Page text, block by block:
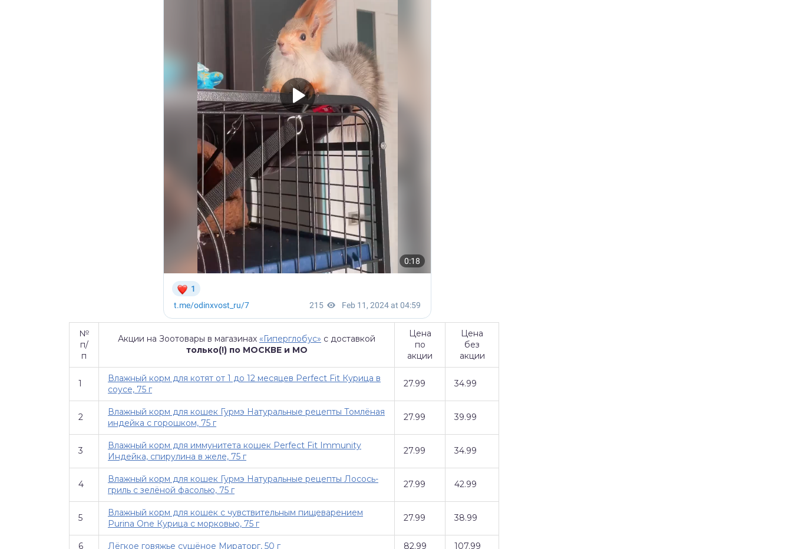
№
п/
п
Акции на Зоотовары в магазинах «Гиперглобус» с доставкой
только(!) по МОСКВЕ и МО
Цена
по
акции
Цена
без
акции
1
Влажный корм для котят от 1 до 12 месяцев Perfect Fit Курица в
соусе, 75 г
27.99 34.99
2
Влажный корм для кошек Гурмэ Натуральные рецепты Томлёная
индейка с горошком, 75 г
27.99 39.99
3
Влажный корм для иммунитета кошек Perfect Fit Immunity
Индейка, спирулина в желе, 75 г
27.99 34.99
4
Влажный корм для кошек Гурмэ Натуральные рецепты Лосось-
гриль с зелёной фасолью, 75 г
27.99 42.99
5
Влажный корм для кошек с чувствительным пищеварением
Purina One Курица с морковью, 75 г
27.99 38.99
6 Лёгкое говяжье сушёное Мираторг, 50 г 82.99 107.99